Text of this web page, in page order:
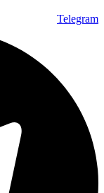
Telegram